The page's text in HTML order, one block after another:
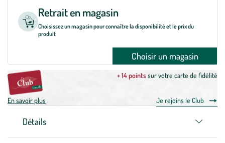
Retrait en magasin
Choisissez un magasin pour connaître la disponibilité et le prix du
produit
Choisir un magasin
+ 14 pointssur votre carte de fidélité
En savoir plus Je rejoins le Club
Détails